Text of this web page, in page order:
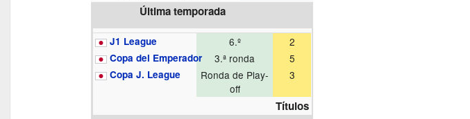
Última temporada
J1 League 6.º 2
Copa del Emperador 3.ª ronda 5
Copa J. League
Ronda de Play-
off
3
Títulos